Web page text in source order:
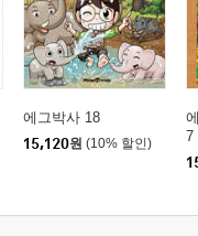
에그박사 18
15,120원 (10% 할인)
7